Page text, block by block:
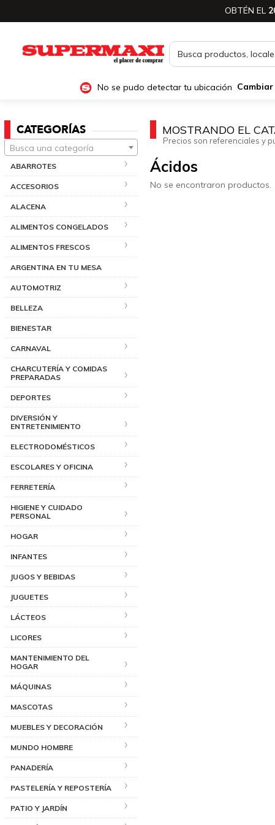
OBTÉN EL
No se pudo detectar tu ubicación Cambiar
CATEGORÍAS
Busca una categoría
ABARROTES
ACCESORIOS
ALACENA
ALIMENTOS CONGELADOS
ALIMENTOS FRESCOS
ARGENTINA EN TU MESA
AUTOMOTRIZ
BELLEZA
BIENESTAR
CARNAVAL
CHARCUTERÍA Y COMIDAS
PREPARADAS
DEPORTES
DIVERSIÓN Y
ENTRETENIMIENTO
ELECTRODOMÉSTICOS
ESCOLARES Y OFICINA
FERRETERÍA
HIGIENE Y CUIDADO
PERSONAL
HOGAR
INFANTES
JUGOS Y BEBIDAS
JUGUETES
LÁCTEOS
LICORES
MANTENIMIENTO DEL
HOGAR
MÁQUINAS
MASCOTAS
MUEBLES Y DECORACIÓN
MUNDO HOMBRE
PANADERÍA
PASTELERÍA Y REPOSTERÍA
PATIO Y JARDÍN
MOSTRANDO EL
Precios son referenciales y
Ácidos
No se encontraron productos.